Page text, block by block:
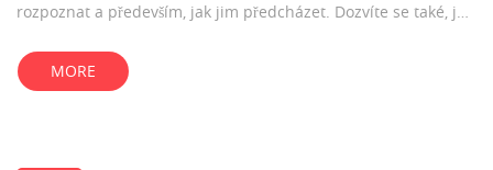
rozpoznat a především, jak jim předcházet. Dozvíte se také, jak
zubaře.
MORE